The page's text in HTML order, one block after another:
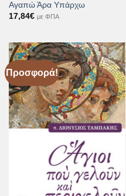
Αγαπώ Άρα Υπάρχω
17,84€ με ΦΠΑ
Προσφορά!
Προσθήκη
στη Λίστα
Επιθυμιών